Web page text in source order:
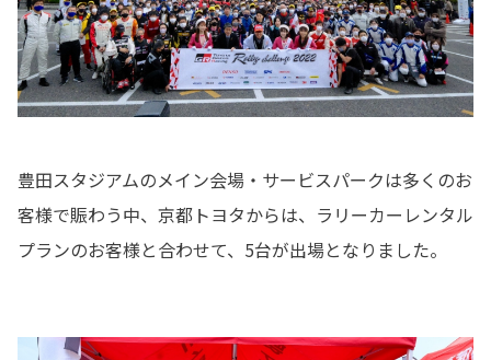
豊田スタジアムのメイン会場・サービスパークは多くのお
客様で賑わう中、京都トヨタからは、ラリーカーレンタル
プランのお客様と合わせて、5台が出場となりました。